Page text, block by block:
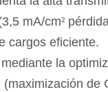
mA/cm²
cargos eficiente.
la
de